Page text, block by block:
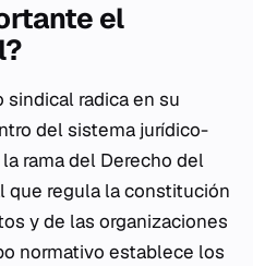
el
sindical radica en su
del sistema jurídico-
rama del Derecho del
que regula la constitución
y de las organizaciones
normativo establece los